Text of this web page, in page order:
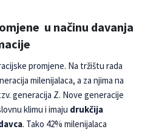
u načinu davanja
promjene. Na tržištu rada
milenijalaca, a za njima na
generacija Z. Nove generacije
klimu i imaju drukčija
. Tako 42% milenijalaca